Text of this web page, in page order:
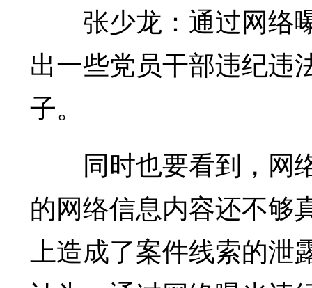
张少龙：通过网络
出一些党员干部违纪违
子。
同时也要看到，网
的网络信息内容还不够
上造成了案件线索的泄